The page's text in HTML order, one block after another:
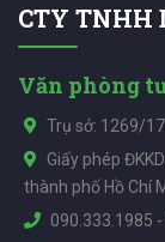
CTY TNHH
Văn phòng
Trụ sở: 1269/
Giấy phép
thành phố Hồ Chí
090.333.1985 -